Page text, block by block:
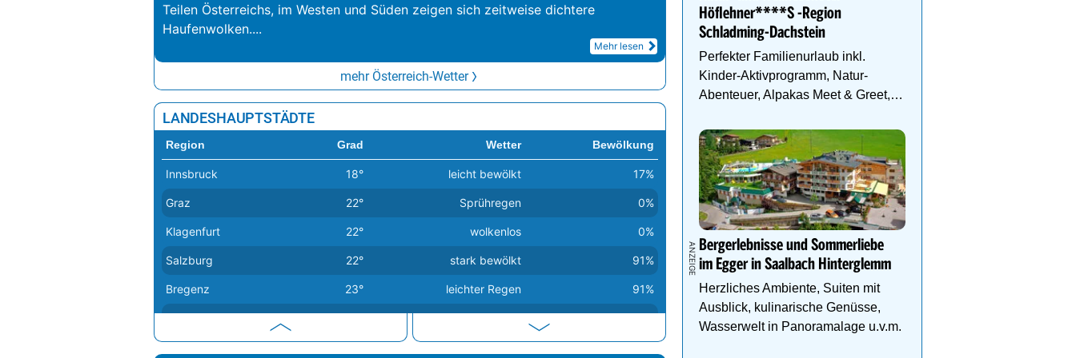
Teilen Österreichs, im Westen und Süden zeigen sich zeitweise dichtere
Haufenwolken....
Mehr lesen
mehr Österreich-Wetter
LANDESHAUPTSTÄDTE
Region Grad Wetter Bewölkung
Innsbruck 18° leicht bewölkt 17%
Graz 22° Sprühregen 0%
Klagenfurt 22° wolkenlos 0%
Salzburg 22° stark bewölkt 91%
Bregenz 23° leichter Regen 91%
Eisenstadt 24° wolkenlos 0%
Linz 24° Sprühregen 89%
Höflehner****S -Region
Schladming-Dachstein
Perfekter Familienurlaub inkl.
Kinder-Aktivprogramm, Natur-
Abenteuer, Alpakas Meet & Greet,
Bergerlebnisse und Sommerliebe
im Egger in Saalbach Hinterglemm
Herzliches Ambiente, Suiten mit
Ausblick, kulinarische Genüsse,
Wasserwelt in Panoramalage u.v.m.